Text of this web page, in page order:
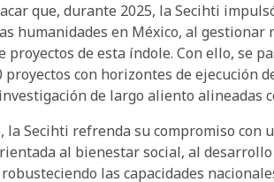
que, durante 2025, la Secihti
humanidades en México, al
proyectos de esta índole. Con ello, se
proyectos con horizontes de ejecución
de largo aliento alineadas
la Secihti refrenda su compromiso
al bienestar social, al
las capacidades